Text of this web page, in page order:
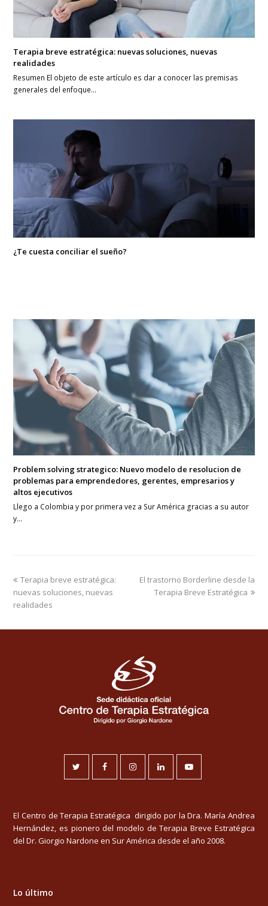
Terapia breve estratégica: nuevas soluciones, nuevas
realidades
Resumen El objeto de este artículo es dar a conocer las premisas
generales del enfoque…
¿Te cuesta conciliar el sueño?
Problem solving strategico: Nuevo modelo de resolucion de
problemas para emprendedores, gerentes, empresarios y
altos ejecutivos
Llego a Colombia y por primera vez a Sur América gracias a su autor
y…
previous
post:
Terapia breve estratégica:
nuevas soluciones, nuevas
realidades
next
post:
El trastorno Borderline desde la
Terapia Breve Estratégica
Twitter FacebookInstagramLinkedInYoutube
El Centro de Terapia Estratégica dirigido por la Dra. María Andrea
Hernández, es pionero del modelo de Terapia Breve Estratégica
del Dr. Giorgio Nardone en Sur América desde el año 2008.
Lo último